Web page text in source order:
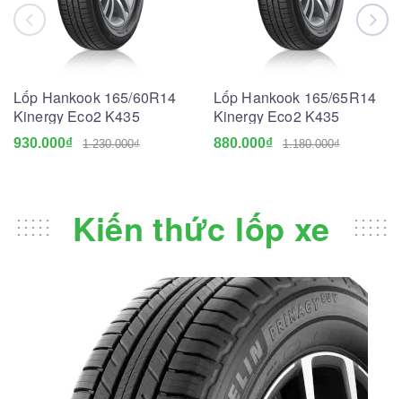
Lốp Hankook 165/60R14
Kinergy Eco2 K435
930.000₫ 1.230.000₫
Lốp Hankook 165/65R14
Kinergy Eco2 K435
880.000₫ 1.180.000₫
Kiến thức lốp xe